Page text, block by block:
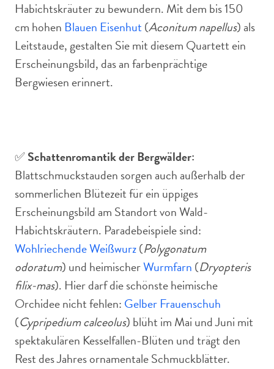
Habichtskräuter zu bewundern. Mit dem bis 150
cm hohen Blauen Eisenhut(Aconitum napellus) als
Leitstaude, gestalten Sie mit diesem Quartett ein
Erscheinungsbild, das an farbenprächtige
Bergwiesen erinnert.
✅Schattenromantik der Bergwälder:
Blattschmuckstauden sorgen auch außerhalb der
sommerlichen Blütezeit für ein üppiges
Erscheinungsbild am Standort von Wald-
Habichtskräutern. Paradebeispiele sind:
Wohlriechende Weißwurz(Polygonatum
odoratum) und heimischerWurmfarn (Dryopteris
filix-mas). Hier darf die schönste heimische
Orchidee nicht fehlen: Gelber Frauenschuh
(Cypripedium calceolus) blüht im Mai und Juni mit
spektakulären Kesselfallen-Blüten und trägt den
Rest des Jahres ornamentale Schmuckblätter.